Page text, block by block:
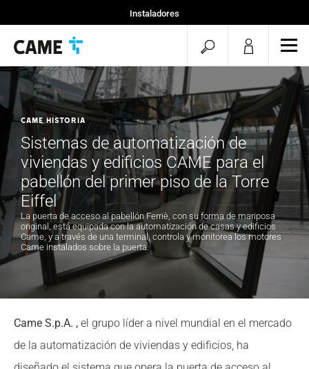
Instaladores
CAME HISTORIA
Sistemas de automatización de
viviendas y edificios CAME para el
pabellón del primer piso de la Torre
Eiffel
La puerta de acceso al pabellón Ferriè, con su forma de mariposa
original, está equipada con la automatización de casas y edificios
Came, y a través de una terminal, controla y monitorea los motores
Came instalados sobre la puerta.
Came S.p.A. , el grupo líder a nivel mundial en el mercado
de la automatización de viviendas y edificios, ha